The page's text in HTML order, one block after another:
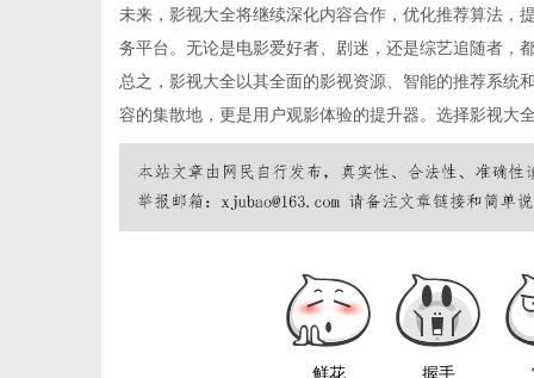
未来，影视大全将继续深化内容合作，优化推荐算法，
务平台。无论是电影爱好者、剧迷，还是综艺追随者，
总之，影视大全以其全面的影视资源、智能的推荐系统
容的集散地，更是用户观影体验的提升器。选择影视大
鲜花 握手